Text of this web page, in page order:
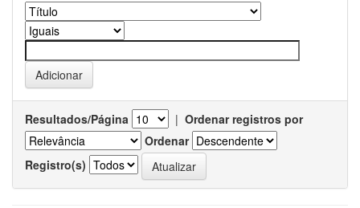
Resultados/Página | Ordenar registros por
Ordenar
Registro(s)